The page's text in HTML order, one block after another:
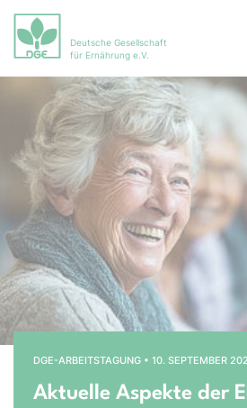
Deutsche Gesellschaft
für Ernährung e.V.
Startseite
Bühnenslider überspringen
DGE-ARBEITSTAGUNG • 10. SEPTEMBER
Aktuelle Aspekte der